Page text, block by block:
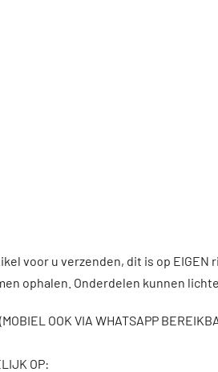
voor u verzenden, dit is op EIGEN
ophalen. Onderdelen kunnen
OOK VIA WHATSAPP
OP: